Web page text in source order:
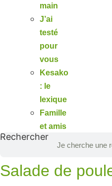
main
J’ai
testé
pour
vous
Kesako
: le
lexique
Famille
et amis
Rechercher
Salade de